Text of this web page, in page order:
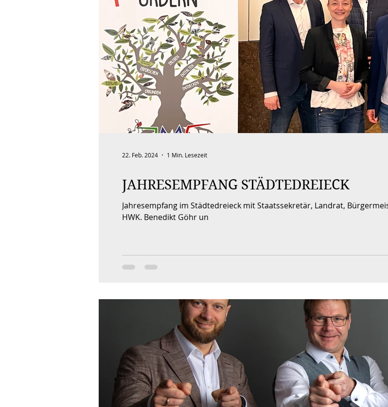
JAHRESEMPFANG STÄDTEDREIECK
Jahresempfang im Städtedreieck mit Staatssekretär, Landrat,
HWK. Benedikt Göhr un
22. Feb. 2024 1 Min. Lesezeit